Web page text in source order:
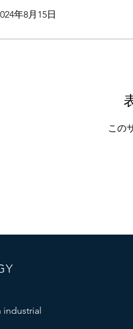
年8月15日
この